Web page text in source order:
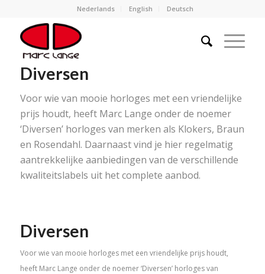
Nederlands English Deutsch
Diversen
Voor wie van mooie horloges met een vriendelijke
prijs houdt, heeft Marc Lange onder de noemer
‘Diversen’ horloges van merken als Klokers, Braun
en Rosendahl. Daarnaast vind je hier regelmatig
aantrekkelijke aanbiedingen van de verschillende
kwaliteitslabels uit het complete aanbod.
Diversen
Voor wie van mooie horloges met een vriendelijke prijs houdt,
heeft Marc Lange onder de noemer ‘Diversen’ horloges van